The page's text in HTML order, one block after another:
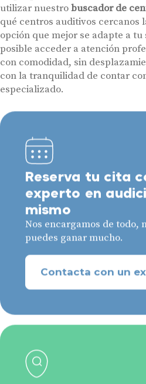
utilizar nuestrobuscador de
qué centros auditivos cercanos
opción que mejor se adapte a
posible acceder a atención
con comodidad, sin
con la tranquilidad de contar
especializado.
Reserva tu cita
experto en
mismo
Nos encargamos de todo,
puedes ganar mucho.
Contacta con un